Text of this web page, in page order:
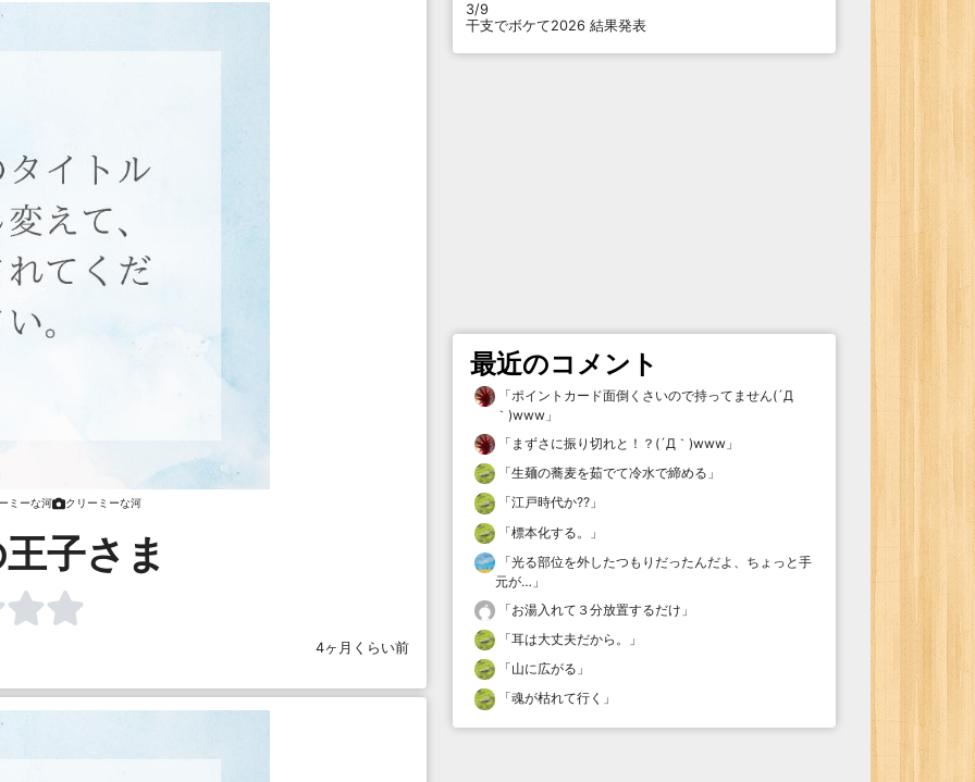
ミーな河 クリーミーな河
子さま
4ヶ月くらい前
3/9
干支でボケて2026 結果発表
最近のコメント
「ポイントカード面倒くさいので持ってません(´Д
｀)www 」
「 まずさに振り切れと！？(´Д｀)www 」
「生麺の蕎麦を茹でて冷水で締める 」
「江戸時代か⁇ 」
「標本化する。
」
「光る部位を外したつもりだったんだよ、ちょっと手
元が… 」
「お湯入れて３分放置するだけ 」
「耳は大丈夫だから。
」
「山に広がる 」
「魂が枯れて行く 」